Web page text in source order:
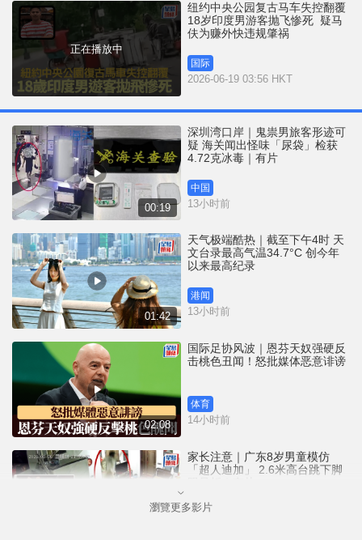
正在播放中
纽约中央公园复古马车失控翻覆
18岁印度男游客抛飞惨死 疑马
伕为赚外快违规肇祸
国际
2026-06-19 03:56 HKT
00:19
深圳湾口岸｜鬼祟男旅客形迹可
疑 海关闻出怪味「尿袋」检获
4.72克冰毒｜有片
中国
13小时前
01:42
天气极端酷热｜截至下午4时 天
文台录最高气温34.7°C 创今年
以来最高纪录
港闻
13小时前
02:08
国际足协风波｜恩芬天奴强硬反
击桃色丑闻！怒批媒体恶意诽谤
体育
14小时前
家长注意｜广东8岁男童模仿
「超人迪加」 2.6米高台跳下脚
中国
瀏覽更多影片